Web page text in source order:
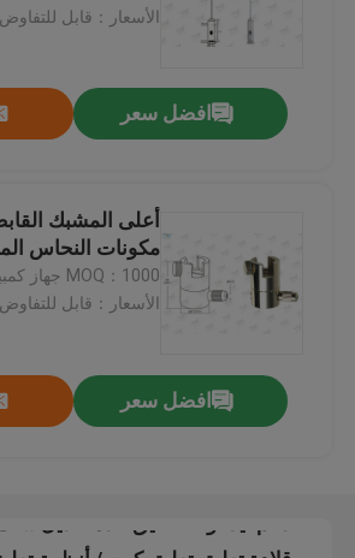
الصفحة الرئيسية
أشرطة فيديو
الأسعار：قابل للتفاوض
افضل سعر
أعلى المشبك
مكونات النحاس
MOQ：1000 جهاز كمبيوتر شخصى
الأسعار：قابل للتفاوض
افضل سعر